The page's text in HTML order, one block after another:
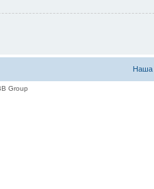
Наша
Group